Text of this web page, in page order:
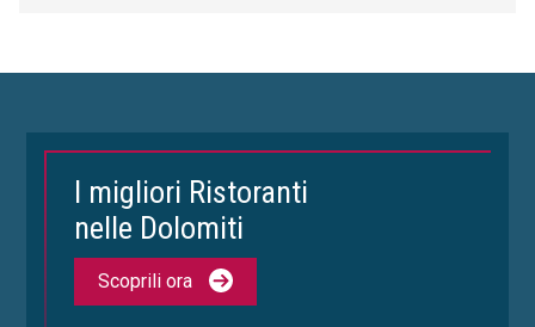
I migliori Ristoranti
nelle Dolomiti
Scoprili ora